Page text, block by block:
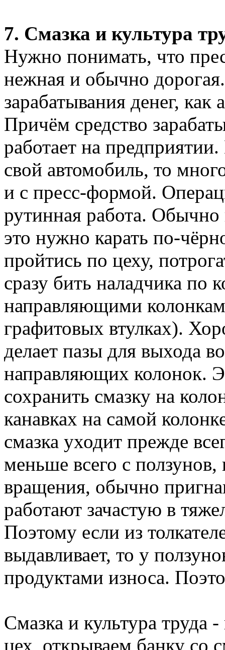
7. Смазка и культура
Нужно понимать, что
нежная и обычно
зарабатывания денег, как
Причём средство
работает на
свой автомобиль, то
и с пресс-формой.
рутинная работа. Обычно
это нужно карать по-
пройтись по цеху,
сразу бить наладчика по
направляющими
графитовых втулках).
делает пазы для выхода
направляющих колонок.
сохранить смазку на
канавках на самой
смазка уходит прежде
меньше всего с
вращения, обычно
работают зачастую в
Поэтому если из
выдавливает, то у
продуктами износа.
Смазка и культура труда
цех, открываем банку со